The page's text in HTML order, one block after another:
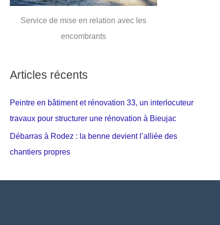
Service de mise en relation avec les
encombrants
Articles récents
Peintre en bâtiment et rénovation 33, un interlocuteur
travaux pour structurer une rénovation à Bieujac
Débarras à Rodez : la benne devient l’alliée des
chantiers propres